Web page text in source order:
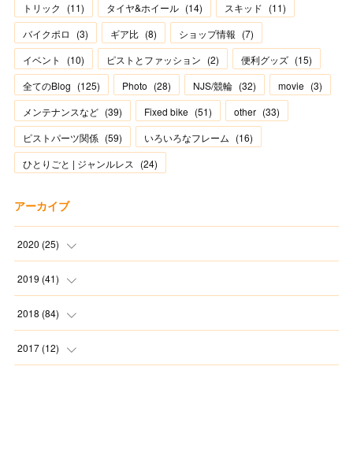
トリック
(11) タイヤ&ホイール (14) スキッド (11)
バイクポロ
(3) ギア比 (8) ショップ情報 (7)
イベント
(10) ピストとファッション (2) 便利グッズ (15)
全てのBlog (125) Photo (28) NJS/競輪 (32) movie (3)
メンテナンスなど (39) Fixed bike (51) other (33)
ピストパーツ関係 (59) いろいろなフレーム (16)
ひとりごと | ジャンルレス
(24)
アーカイブ
2020 (25)
(1
(2
(2
2019 (41)
(1
(3
2018 (84)
(1
2017 (12)